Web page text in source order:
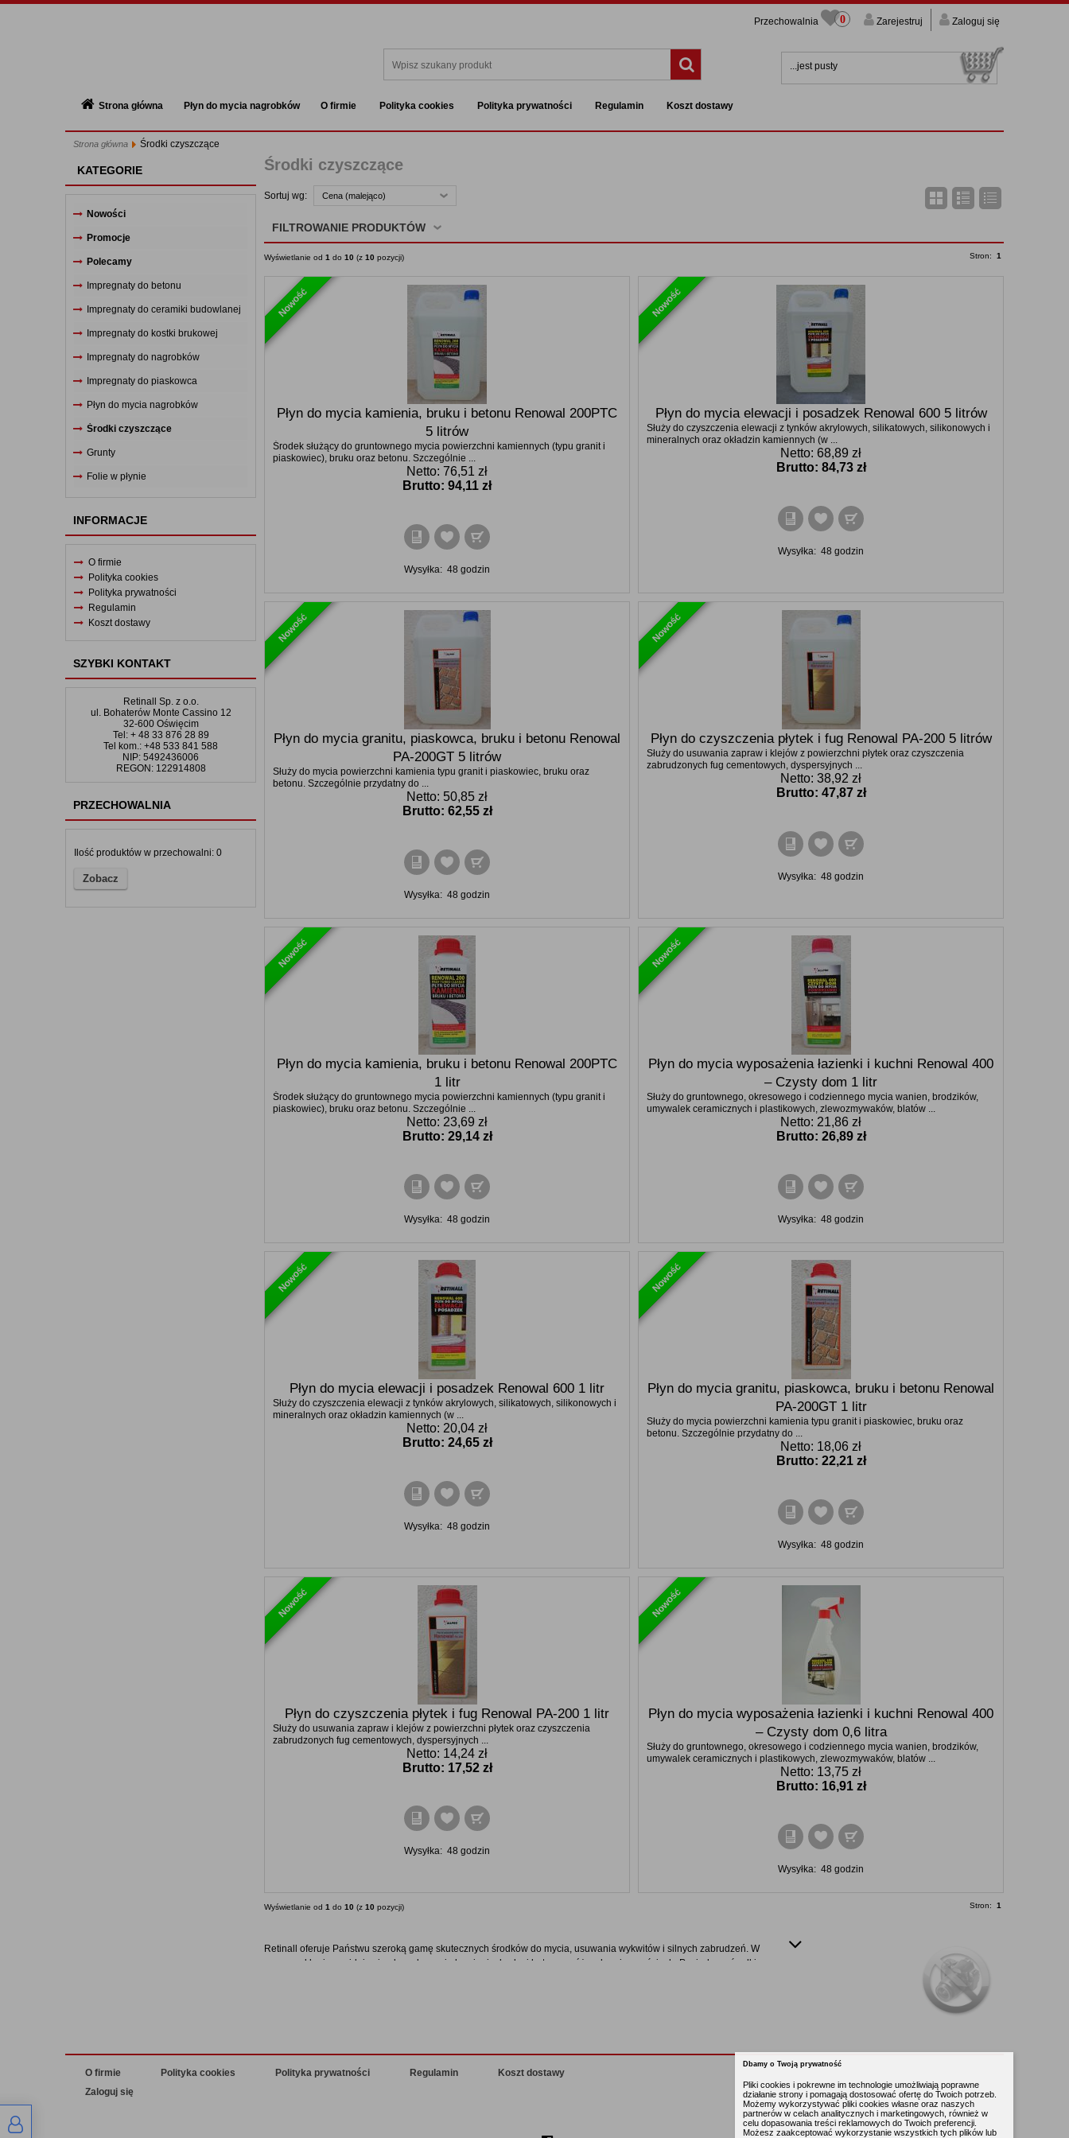
Przechowalnia 0 Zarejestruj Zaloguj się
...jest pusty
Strona główna Płyn do mycia nagrobków O firmie Polityka cookies Polityka prywatności Regulamin Koszt dostawy
Impregnaty do betonu
Impregnaty do ceramiki budowlanej
Impregnaty do kostki brukowej
Impregnaty do nagrobków
Grunty
Folie w płynie
Informacje
O firmie
Polityka prywatności
Regulamin
Koszt dostawy
Strona główna Środki czyszczące
KATEGORIE
Nowości
Promocje
Polecamy
Impregnaty do betonu
Impregnaty do ceramiki budowlanej
Impregnaty do kostki brukowej
Impregnaty do nagrobków
Impregnaty do piaskowca
Płyn do mycia nagrobków
Środki czyszczące
Grunty
Folie w płynie
INFORMACJE
O firmie
Polityka cookies
Polityka prywatności
Regulamin
Koszt dostawy
SZYBKI KONTAKT
Retinall Sp. z o.o.
ul. Bohaterów Monte Cassino 12
32-600 Oświęcim
Tel: + 48 33 876 28 89
Tel kom.: +48 533 841 588
NIP: 5492436006
REGON: 122914808
PRZECHOWALNIA
Ilość produktów w przechowalni: 0
Zobacz
Środki czyszczące
Sortuj wg: Cena (malejąco)
FILTROWANIE PRODUKTÓW
Wyświetlanie od 1 do 10 (z 10 pozycji) Stron: 1
Nowość
Płyn do mycia kamienia, bruku i betonu Renowal 200PTC
5 litrów
Środek służący do gruntownego mycia powierzchni kamiennych (typu granit i
piaskowiec), bruku oraz betonu. Szczególnie ...
Netto: 76,51 zł
Brutto: 94,11 zł
Wysyłka: 48 godzin
Nowość
Płyn do mycia elewacji i posadzek Renowal 600 5 litrów
Służy do czyszczenia elewacji z tynków akrylowych, silikatowych, silikonowych i
mineralnych oraz okładzin kamiennych (w ...
Netto: 68,89 zł
Brutto: 84,73 zł
Wysyłka: 48 godzin
Nowość
Płyn do mycia granitu, piaskowca, bruku i betonu Renowal
PA-200GT 5 litrów
Służy do mycia powierzchni kamienia typu granit i piaskowiec, bruku oraz
betonu. Szczególnie przydatny do ...
Netto: 50,85 zł
Brutto: 62,55 zł
Wysyłka: 48 godzin
Nowość
Płyn do czyszczenia płytek i fug Renowal PA-200 5 litrów
Służy do usuwania zapraw i klejów z powierzchni płytek oraz czyszczenia
zabrudzonych fug cementowych, dyspersyjnych ...
Netto: 38,92 zł
Brutto: 47,87 zł
Wysyłka: 48 godzin
Nowość
Płyn do mycia kamienia, bruku i betonu Renowal 200PTC
1 litr
Środek służący do gruntownego mycia powierzchni kamiennych (typu granit i
piaskowiec), bruku oraz betonu. Szczególnie ...
Netto: 23,69 zł
Brutto: 29,14 zł
Wysyłka: 48 godzin
Nowość
Płyn do mycia wyposażenia łazienki i kuchni Renowal 400
– Czysty dom 1 litr
Służy do gruntownego, okresowego i codziennego mycia wanien, brodzików,
umywalek ceramicznych i plastikowych, zlewozmywaków, blatów ...
Netto: 21,86 zł
Brutto: 26,89 zł
Wysyłka: 48 godzin
Nowość
Płyn do mycia elewacji i posadzek Renowal 600 1 litr
Służy do czyszczenia elewacji z tynków akrylowych, silikatowych, silikonowych i
mineralnych oraz okładzin kamiennych (w ...
Netto: 20,04 zł
Brutto: 24,65 zł
Wysyłka: 48 godzin
Nowość
Płyn do mycia granitu, piaskowca, bruku i betonu Renowal
PA-200GT 1 litr
Służy do mycia powierzchni kamienia typu granit i piaskowiec, bruku oraz
betonu. Szczególnie przydatny do ...
Netto: 18,06 zł
Brutto: 22,21 zł
Wysyłka: 48 godzin
Nowość
Płyn do czyszczenia płytek i fug Renowal PA-200 1 litr
Służy do usuwania zapraw i klejów z powierzchni płytek oraz czyszczenia
zabrudzonych fug cementowych, dyspersyjnych ...
Netto: 14,24 zł
Brutto: 17,52 zł
Wysyłka: 48 godzin
Nowość
Płyn do mycia wyposażenia łazienki i kuchni Renowal 400
– Czysty dom 0,6 litra
Służy do gruntownego, okresowego i codziennego mycia wanien, brodzików,
umywalek ceramicznych i plastikowych, zlewozmywaków, blatów ...
Netto: 13,75 zł
Brutto: 16,91 zł
Wysyłka: 48 godzin
Wyświetlanie od 1 do 10 (z 10 pozycji) Stron: 1
Retinall oferuje Państwu szeroką gamę skutecznych środków do mycia, usuwania wykwitów i silnych zabrudzeń. W
naszym sklepie znajdują się płyny do mycia kamienia, bruku i betonu o różnych pojemnościach. Posiadamy środki
O firmie Polityka cookies Polityka prywatności Regulamin
Koszt dostawy
Zaloguj się
Dbamy o Twoją prywatność
Pliki cookies i pokrewne im technologie umożliwiają poprawne
działanie strony i pomagają dostosować ofertę do Twoich potrzeb.
Możemy wykorzystywać pliki cookies własne oraz naszych
partnerów w celach analitycznych i marketingowych, również w
celu dopasowania treści reklamowych do Twoich preferencji.
Możesz zaakceptować wykorzystanie wszystkich tych plików lub